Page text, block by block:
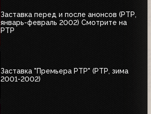
Заставка перед и после анонсов (РТР,
январь-февраль 2002) Смотрите на
РТР
Заставка "Премьера РТР" (РТР, зима
2001-2002)